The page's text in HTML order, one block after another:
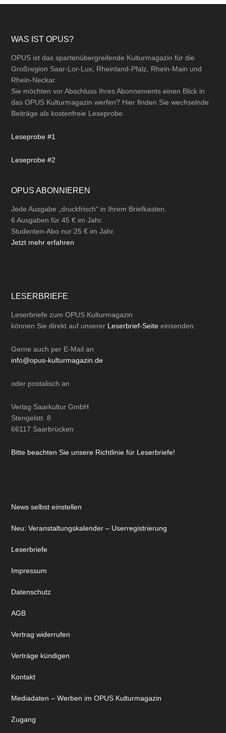
Footer
WAS IST OPUS?
OPUS ist das spartenübergreifende Kulturmagazin für die
Großregion Saar-Lor-Lux, Rheinland-Pfalz, Rhein-Main und
Rhein-Neckar.
Sie möchten vor Abschluss Ihres Abonnements einen Blick in
das OPUS Kulturmagazin werfen? Hier finden Sie wechselnde
Beiträge als kostenfreie Leseprobe.
Leseprobe #1
Leseprobe #2
OPUS ABONNIEREN
Jede Ausgabe „druckfrisch“ in Ihrem Briefkasten.
6 Ausgaben für 45 € im Jahr.
Studenten-Abo nur 25 € im Jahr.
Jetzt mehr erfahren
LESERBRIEFE
Leserbriefe zum OPUS Kulturmagazin
können Sie direkt auf unserer Leserbrief-Seite einsenden.
Gerne auch per E-Mail an
info@opus-kulturmagazin.de
oder postalisch an
Verlag Saarkultur GmbH
Stengelstr. 8
66117 Saarbrücken
Bitte beachten Sie unsere Richtlinie für Leserbriefe!
News selbst einstellen
Neu: Veranstaltungskalender – Userregistrierung
Leserbriefe
Impressum
Datenschutz
AGB
Vertrag widerrufen
Verträge kündigen
Kontakt
Mediadaten – Werben im OPUS Kulturmagazin
Zugang